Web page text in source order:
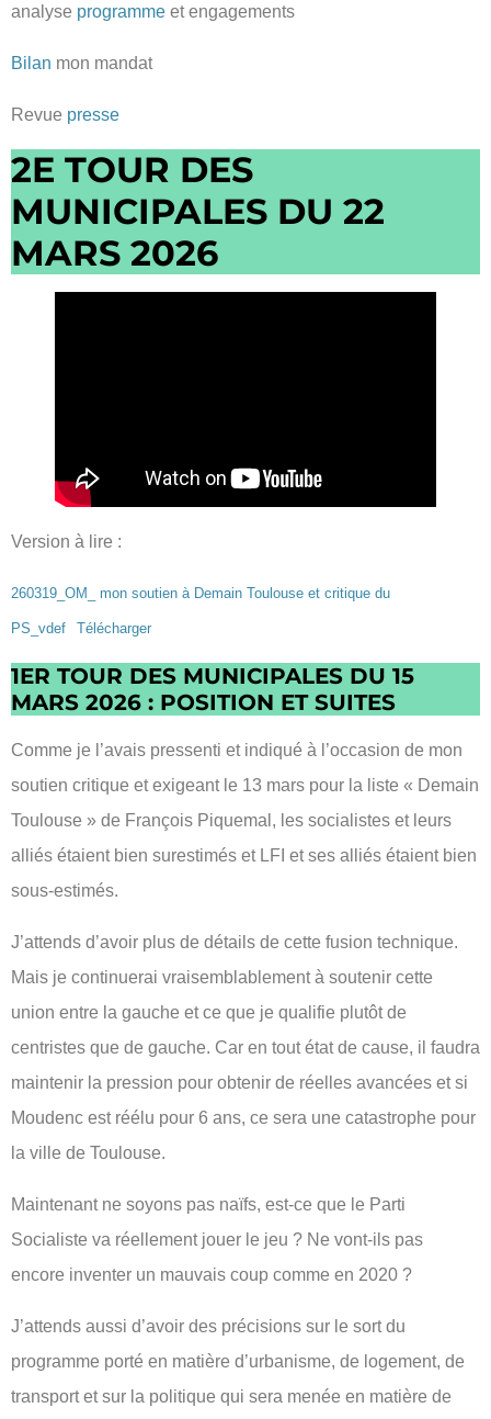
analyse programme et engagements
Bilan mon mandat
Revue presse
2E TOUR DES
MUNICIPALES DU 22
MARS 2026
Version à lire :
260319_OM_ mon soutien à Demain Toulouse et critique du
PS_vdef Télécharger
1ER TOUR DES MUNICIPALES DU 15
MARS 2026 : POSITION ET SUITES
Comme je l’avais pressenti et indiqué à l’occasion de mon
soutien critique et exigeant le 13 mars pour la liste « Demain
Toulouse » de François Piquemal, les socialistes et leurs
alliés étaient bien surestimés et LFI et ses alliés étaient bien
sous-estimés.
J’attends d’avoir plus de détails de cette fusion technique.
Mais je continuerai vraisemblablement à soutenir cette
union entre la gauche et ce que je qualifie plutôt de
centristes que de gauche. Car en tout état de cause, il faudra
maintenir la pression pour obtenir de réelles avancées et si
Moudenc est réélu pour 6 ans, ce sera une catastrophe pour
la ville de Toulouse.
Maintenant ne soyons pas naïfs, est-ce que le Parti
Socialiste va réellement jouer le jeu ? Ne vont-ils pas
encore inventer un mauvais coup comme en 2020 ?
J’attends aussi d’avoir des précisions sur le sort du
programme porté en matière d’urbanisme, de logement, de
transport et sur la politique qui sera menée en matière de